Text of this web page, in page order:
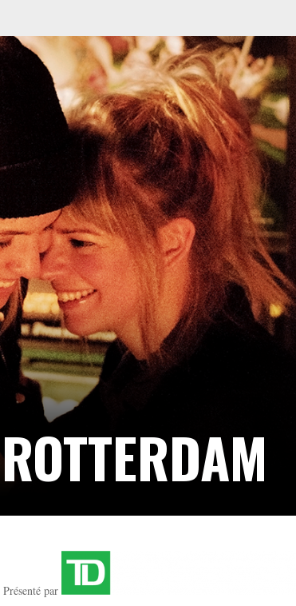
ROTTERDAM
Présenté par